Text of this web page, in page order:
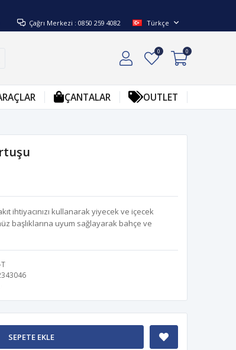
Çağrı Merkezi : 0850 259 4082 Türkçe
0 0
ÇANTALAR OUTLET
ihtiyacınızı kullanarak yiyecek ve içecek
başlıklarına uyum sağlayarak bahçe ve
SEPETE EKLE